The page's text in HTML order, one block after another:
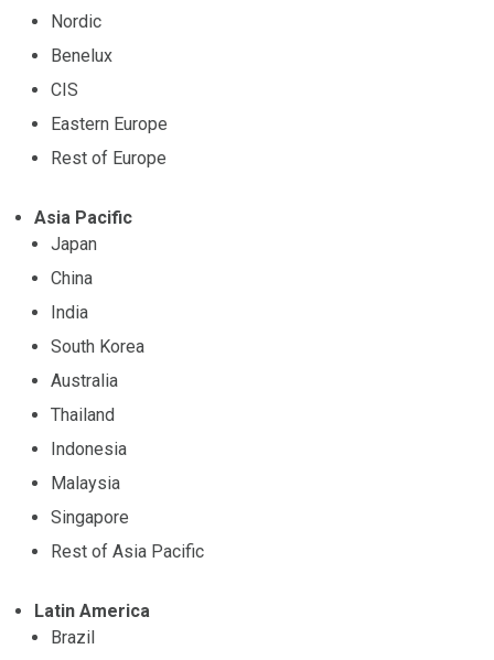
Nordic
Benelux
CIS
Eastern Europe
Rest of Europe
Asia Pacific
Japan
China
India
South Korea
Australia
Thailand
Indonesia
Malaysia
Singapore
Rest of Asia Pacific
Latin America
Brazil